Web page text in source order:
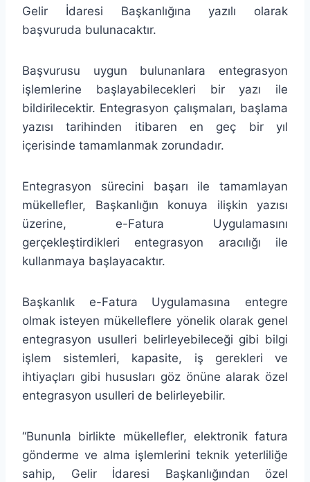
Gelir İdaresi Başkanlığına yazılı olarak
başvuruda bulunacaktır.
Başvurusu uygun bulunanlara entegrasyon
işlemlerine başlayabilecekleri bir yazı ile
bildirilecektir. Entegrasyon çalışmaları, başlama
yazısı tarihinden itibaren en geç bir yıl
içerisinde tamamlanmak zorundadır.
Entegrasyon sürecini başarı ile tamamlayan
mükellefler, Başkanlığın konuya ilişkin yazısı
üzerine, e-Fatura Uygulamasını
gerçekleştirdikleri entegrasyon aracılığı ile
kullanmaya başlayacaktır.
Başkanlık e-Fatura Uygulamasına entegre
olmak isteyen mükelleflere yönelik olarak genel
entegrasyon usulleri belirleyebileceği gibi bilgi
işlem sistemleri, kapasite, iş gerekleri ve
ihtiyaçları gibi hususları göz önüne alarak özel
entegrasyon usulleri de belirleyebilir.
“Bununla birlikte mükellefler, elektronik fatura
gönderme ve alma işlemlerini teknik yeterliliğe
sahip, Gelir İdaresi Başkanlığından özel